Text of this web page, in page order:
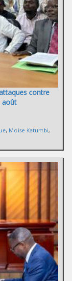
contre
août
, Moise Katumbi,